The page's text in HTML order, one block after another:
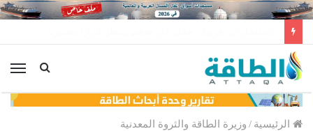
الرئيسية / وزيرة الطاقة والثروة المعدنية